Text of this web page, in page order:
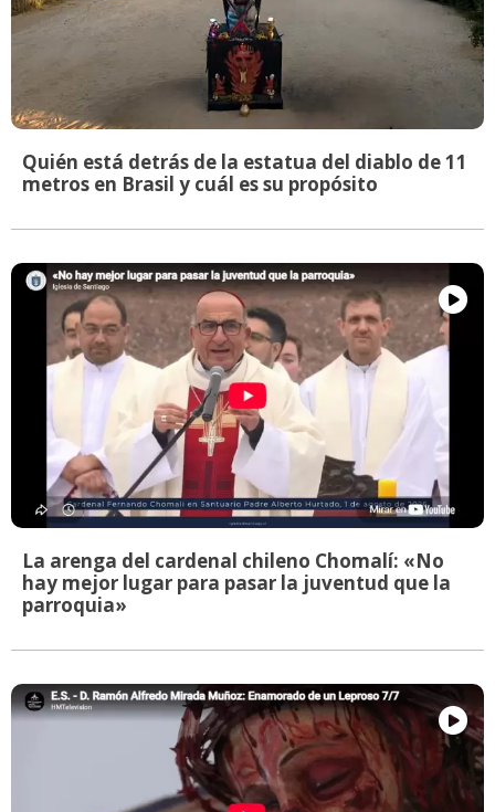
Quién está detrás de la estatua del diablo de 11
metros en Brasil y cuál es su propósito
La arenga del cardenal chileno Chomalí: «No
hay mejor lugar para pasar la juventud que la
parroquia»